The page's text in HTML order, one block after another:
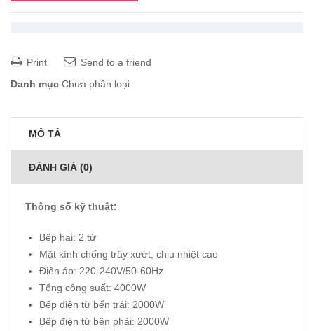
Print
Send to a friend
Danh mục Chưa phân loại
MÔ TẢ
ĐÁNH GIÁ (0)
Thông số kỹ thuật:
Bếp hai: 2 từ
Mặt kính chống trầy xướt, chịu nhiệt cao
Điên áp: 220-240V/50-60Hz
Tổng công suất: 4000W
Bếp điện từ bến trái: 2000W
Bếp điện từ bên phải: 2000W